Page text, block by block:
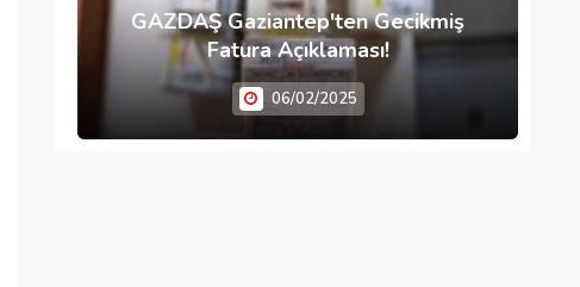
GAZDAŞ Gaziantep'ten Gecikmiş
Fatura Açıklaması!
06/02/2025